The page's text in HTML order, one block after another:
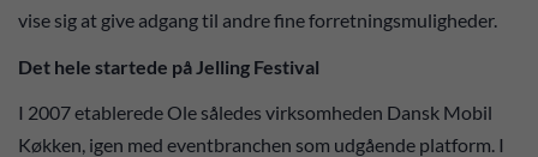
vise sig at give adgang til andre fine forretningsmuligheder.
Det hele startede på Jelling Festival
I 2007 etablerede Ole således virksomheden Dansk Mobil
Køkken, igen med eventbranchen som udgående platform. I